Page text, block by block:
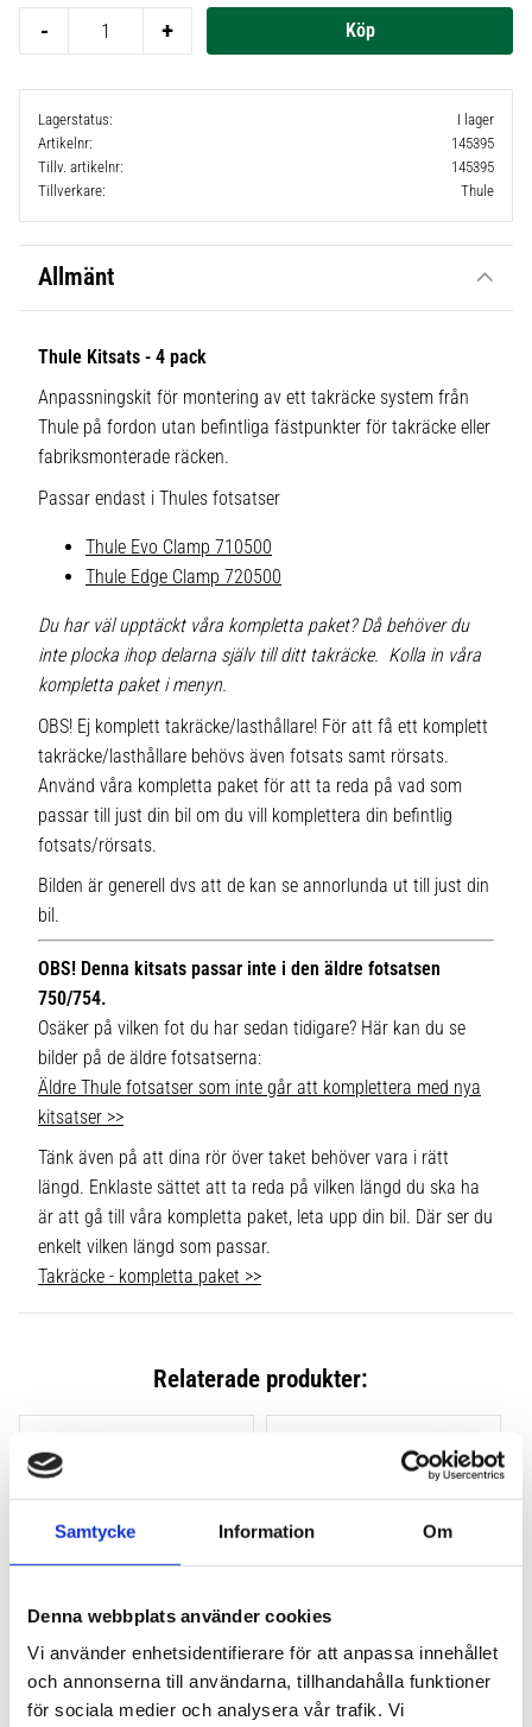
Samtycke Information Om
Denna webbplats använder cookies
Vi använder enhetsidentifierare för att anpassa innehållet
och annonserna till användarna, tillhandahålla funktioner
för sociala medier och analysera vår trafik. Vi
+
-
Lagerstatus
I lager
Artikelnr
145395
Tillv. artikelnr
145395
Tillverkare
Thule
Allmänt
Thule Kitsats - 4 pack
Anpassningskit för montering av ett takräcke system från
Thule på fordon utan befintliga fästpunkter för takräcke eller
fabriksmonterade räcken.
Passar endast i Thules fotsatser
Thule Evo Clamp 710500
Thule Edge Clamp 720500
Du har väl upptäckt våra kompletta paket? Då behöver du
inte plocka ihop delarna själv till ditt takräcke. Kolla in våra
kompletta paket i menyn.
OBS! Ej komplett takräcke/lasthållare! För att få ett komplett
takräcke/lasthållare behövs även fotsats samt rörsats.
Använd våra kompletta paket för att ta reda på vad som
passar till just din bil om du vill komplettera din befintlig
fotsats/rörsats.
Bilden är generell dvs att de kan se annorlunda ut till just din
bil.
OBS! Denna kitsats passar inte i den äldre fotsatsen
750/754.
Osäker på vilken fot du har sedan tidigare? Här kan du se
bilder på de äldre fotsatserna:
Äldre Thule fotsatser som inte går att komplettera med nya
kitsatser >>
Tänk även på att dina rör över taket behöver vara i rätt
längd. Enklaste sättet att ta reda på vilken längd du ska ha
är att gå till våra kompletta paket, leta upp din bil. Där ser du
enkelt vilken längd som passar.
Takräcke - kompletta paket >>
Relaterade produkter:
THULE CLAMP EVO 4-
PACK 710500
THULE CLAMP EDGE 4-
PACK 720500
Lägg